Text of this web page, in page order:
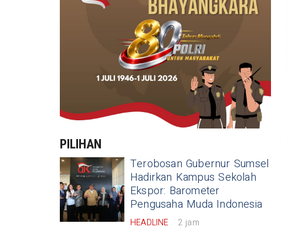
PILIHAN
Terobosan Gubernur Sumsel
Hadirkan Kampus Sekolah
Ekspor: Barometer
Pengusaha Muda Indonesia
HEADLINE 2 jam